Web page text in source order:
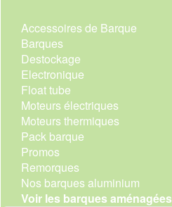
Accessoires de Barque
Barques
Destockage
Electronique
Float tube
Moteurs électriques
Moteurs thermiques
Pack barque
Promos
Remorques
Nos barques aluminium
Voir les barques aménagées